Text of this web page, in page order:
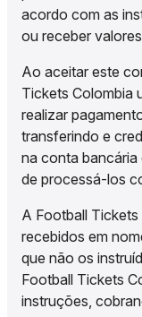
acordo com as
ou receber
Ao aceitar este
Tickets Colombia
realizar
transferindo e
na conta bancária
de processá-los
A Football Tickets
recebidos em
que não os
Football Tickets
instruções,